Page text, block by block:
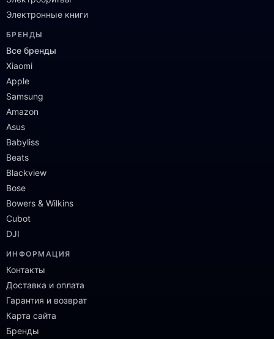
Электронные книги
БРЕНДЫ
Все бренды
Xiaomi
Apple
Samsung
Amazon
Asus
Babyliss
Beats
Blackview
Bose
Bowers & Wilkins
Cubot
DJI
ИНФОРМАЦИЯ
Контакты
Доставка и оплата
Гарантия и возврат
Карта сайта
Бренды